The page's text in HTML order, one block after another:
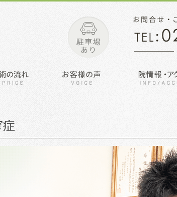
症